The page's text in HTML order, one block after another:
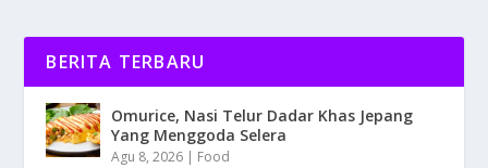
BERITA TERBARU
Omurice, Nasi Telur Dadar Khas Jepang
Yang Menggoda Selera
Agu 8, 2026 | Food